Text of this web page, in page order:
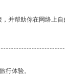
并帮助你在网络上自
行体验。